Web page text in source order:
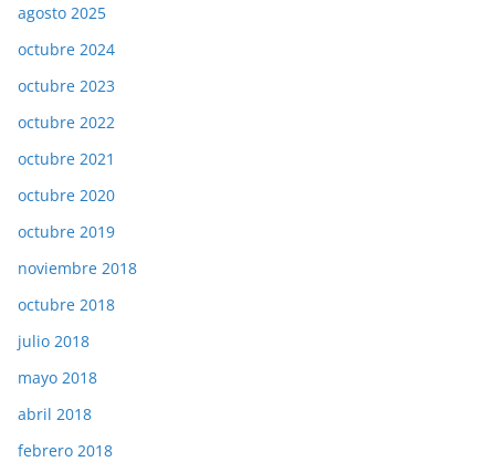
agosto 2025
octubre 2024
octubre 2023
octubre 2022
octubre 2021
octubre 2020
octubre 2019
noviembre 2018
octubre 2018
julio 2018
mayo 2018
abril 2018
febrero 2018